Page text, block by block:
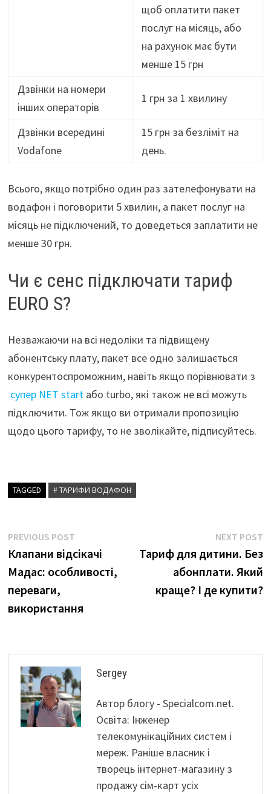
щоб оплатити пакет
послуг на місяць, або
на рахунок має бути
менше 15 грн
Дзвінки на номери
інших операторів
1 грн за 1 хвилину
Дзвінки всередині
Vodafone
15 грн за безліміт на
день.
Всього, якщо потрібно один раз зателефонувати на
водафон і поговорити 5 хвилин, а пакет послуг на
місяць не підключений, то доведеться заплатити не
менше 30 грн.
Чи є сенс підключати тариф
EURO S?
Незважаючи на всі недоліки та підвищену
абонентську плату, пакет все одно залишається
конкурентоспроможним, навіть якщо порівнювати з
супер NET startабо turbo, які також не всі можуть
підключити. Тож якщо ви отримали пропозицію
щодо цього тарифу, то не зволікайте, підписуйтесь.
TAGGED # ТАРИФИ ВОДАФОН
Навігація
записів
PREVIOUS POSTPrevious
post:
Клапани відсікачі
Мадас: особливості,
переваги,
використання
NEXT POST
Тариф для дитини. Без
абонплати. Який
краще? І де купити?
Sergey
Автор блогу - Specialcom.net.
Освіта: Інженер
телекомунікаційних систем і
мереж. Раніше власник і
творець інтернет-магазину з
продажу сім-карт усіх